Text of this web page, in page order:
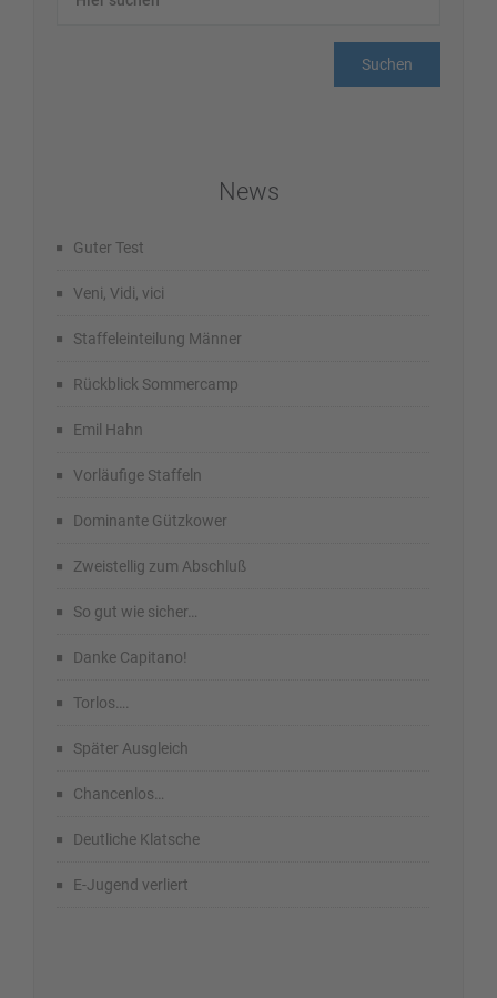
News
Guter Test
Veni, Vidi, vici
Staffeleinteilung Männer
Rückblick Sommercamp
Emil Hahn
Vorläufige Staffeln
Dominante Gützkower
Zweistellig zum Abschluß
So gut wie sicher…
Danke Capitano!
Torlos….
Später Ausgleich
Chancenlos…
Deutliche Klatsche
E-Jugend verliert